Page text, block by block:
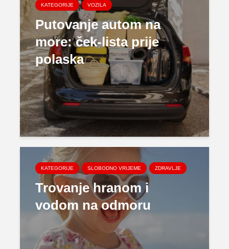
KATEGORIJE VOZILA
Putovanje autom na
more: ček-lista prije
polaska
KATEGORIJE SLOBODNO VRIJEME ZDRAVLJE
Trovanje hranom i
vodom na odmoru